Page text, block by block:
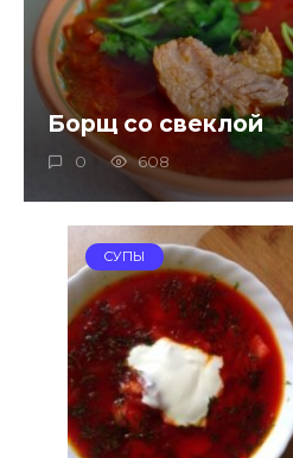
Борщ со свеклой
0 608
СУПЫ